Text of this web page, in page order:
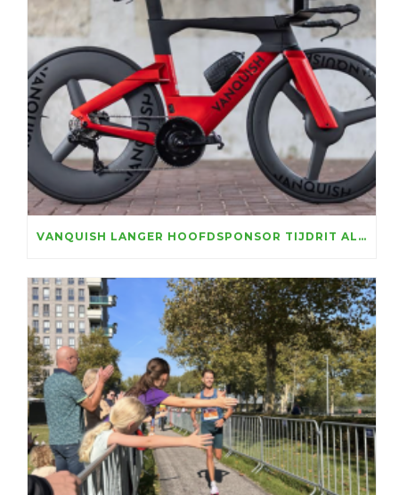
VANQUISH LANGER HOOFDSPONSOR TIJDRIT ALMERE